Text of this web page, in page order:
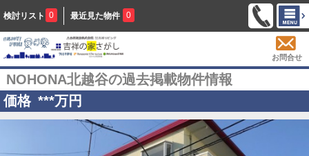
検討リスト 0 最近見た物件 0
お問合せ
NOHONA北越谷の過去掲載物件情報
価格 ***万円